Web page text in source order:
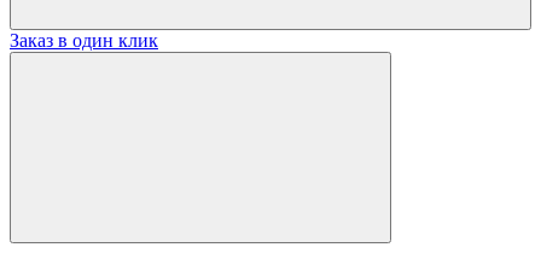
Заказ в один клик